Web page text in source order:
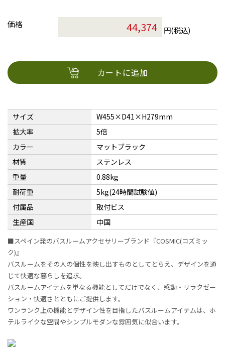
価格
円(税込)
カートに追加
サイズ
W455×D41×H279mm
拡大率
5倍
カラー
マットブラック
材質
ステンレス
重量
0.88kg
耐荷重
5kg(24時間試験値)
付属品
取付ビス
生産国
中国
■スペイン発のバスルームアクセサリーブランド『COSMIC(コズミッ
ク)』
バスルームをその人の個性を映し出すものとしてとらえ、デザインを通
じて快適な暮らしを追求。
バスルームアイテムを単なる機能としてだけでなく、感動・リラクゼー
ション・快適さとともにご提供します。
ワンランク上の機能とデザイン性を目指したバスルームアイテムは、ホ
テルライクな空間やシンプルモダンな雰囲気に似合います。